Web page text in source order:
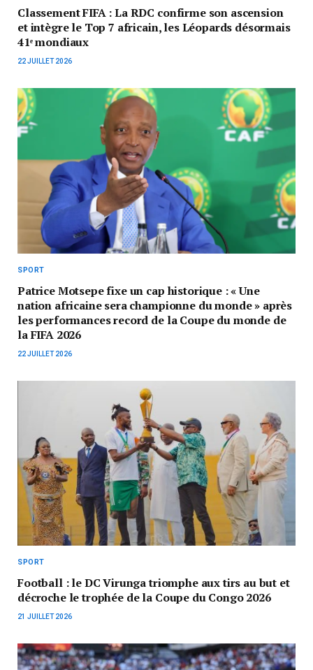
Classement FIFA : La RDC confirme son ascension
et intègre le Top 7 africain, les Léopards désormais
41ᵉ mondiaux
22 JUILLET 2026
SPORT
Patrice Motsepe fixe un cap historique : « Une
nation africaine sera championne du monde » après
les performances record de la Coupe du monde de
la FIFA 2026
22 JUILLET 2026
SPORT
Football : le DC Virunga triomphe aux tirs au but et
décroche le trophée de la Coupe du Congo 2026
21 JUILLET 2026